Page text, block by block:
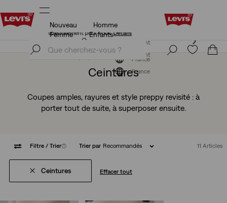
Politique de livraison et de retours Mise à jour
S'inscrire maintenant
France
Nouveau
Homme
Femme
Enfants
Politique de livraison et de retours Mise à jour
S'inscrire maintenant
France
Ceintures
Coupes amples, rayures et style preppy revisité : à
porter tout de suite, à superposer ensuite.
Filtre / Trier(1) Trier par Recommandés 11 Articles
Ceintures Effacer tout